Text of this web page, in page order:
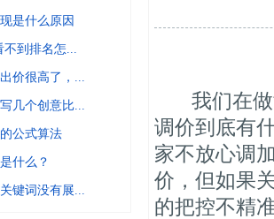
我们在做
调价到底有
家不放心调
价，但如果
的把控不精
是什么原因
不到排名怎...
价很高了，...
几个创意比...
公式算法
什么？
键词没有展...